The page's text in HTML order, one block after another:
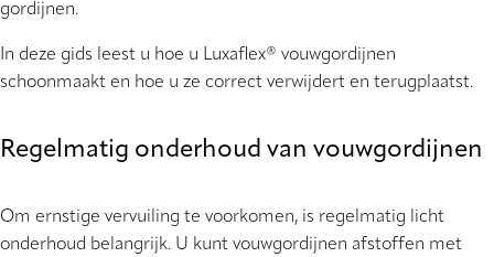
gordijnen.
In deze gids leest u hoe u Luxaflex® vouwgordijnen
schoonmaakt en hoe u ze correct verwijdert en terugplaatst.
Regelmatig onderhoud van vouwgordijnen
Om ernstige vervuiling te voorkomen, is regelmatig licht
onderhoud belangrijk. U kunt vouwgordijnen afstoffen met